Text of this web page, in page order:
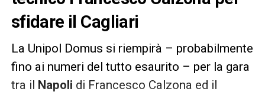
sfidare il Cagliari
La Unipol Domus si riempirà – probabilmente
fino ai numeri del tutto esaurito – per la gara
tra il Napoli di Francesco Calzona ed il